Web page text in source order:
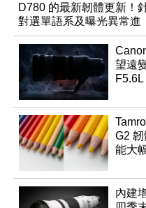
D780 的最新韌體更新！
對選單語系及曝光異常進
行修復
望遠
G2
能大
內建